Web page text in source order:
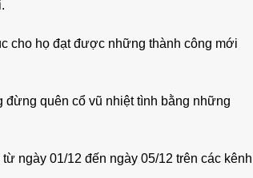
cho họ đạt được những thành công mới
đừng quên cổ vũ nhiệt tình bằng những
ngày 01/12 đến ngày 05/12 trên các kênh